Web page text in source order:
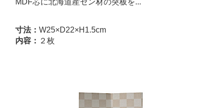
寸法： W25×D22×H1.5cm
内容： ２枚